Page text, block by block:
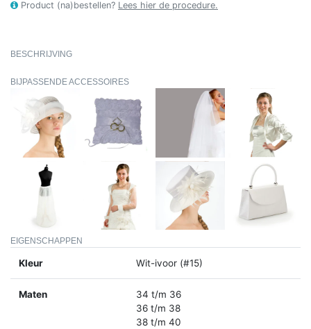
Product (na)bestellen? Lees hier de procedure.
BESCHRIJVING
BIJPASSENDE ACCESSOIRES
EIGENSCHAPPEN
Kleur Wit-ivoor (#15)
Maten
34 t/m 36
36 t/m 38
38 t/m 40